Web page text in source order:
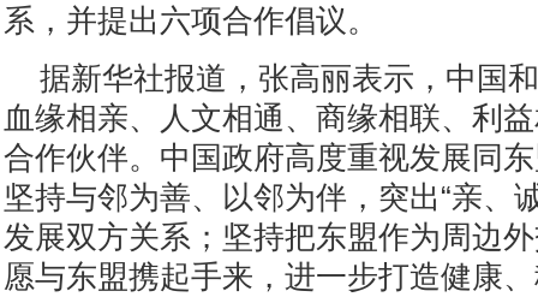
系，并提出六项合作倡议。
据新华社报道，张高丽表示，中国
血缘相亲、人文相通、商缘相联、利
合作伙伴。中国政府高度重视发展同
坚持与邻为善、以邻为伴，突出“亲、
发展双方关系；坚持把东盟作为周边
愿与东盟携起手来，进一步打造健康